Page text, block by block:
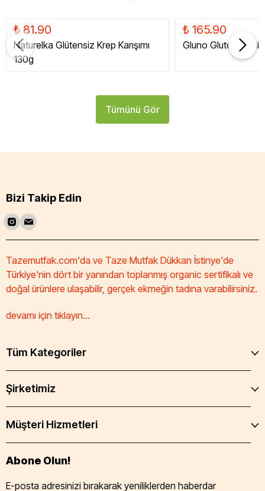
₺ 81.90
Naturelka Glütensiz Krep Karışımı
130g
₺ 165.90
Gluno Glutensiz
Tümünü Gör
Bizi Takip Edin
Tazemutfak.com'da ve Taze Mutfak Dükkan İstinye'de
Türkiye'nin dört bir yanından toplanmış organic sertifikalı ve
doğal ürünlere ulaşabilir, gerçek ekmeğin tadına varabilirsiniz.
devamı için tıklayın...
Tüm Kategoriler
Şirketimiz
Müşteri Hizmetleri
Abone Olun!
E-posta adresinizi bırakarak yeniliklerden haberdar